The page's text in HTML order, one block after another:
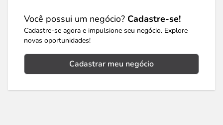
Você possui um negócio? Cadastre-se!
Cadastre-se agora e impulsione seu negócio. Explore
novas oportunidades!
Cadastrar meu negócio